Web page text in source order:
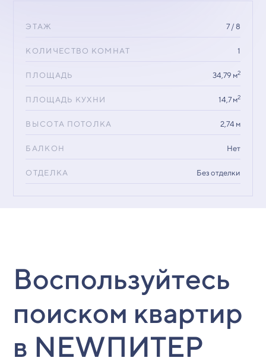
ЭТАЖ 7 / 8
КОЛИЧЕСТВО КОМНАТ 1
ПЛОЩАДЬ 34,79 м2
ПЛОЩАДЬ КУХНИ 14,7 м2
ВЫСОТА ПОТОЛКА 2,74 м
БАЛКОН Нет
ОТДЕЛКА Без отделки
Воспользуйтесь
поиском квартир
в NEWПИТЕР